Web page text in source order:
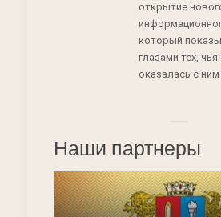
открытие
который
глазами тех,
оказалась с
Наши партнеры